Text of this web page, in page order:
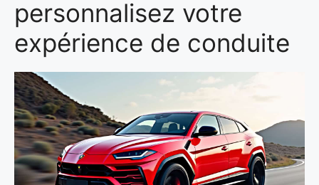
personnalisez votre
expérience de conduite